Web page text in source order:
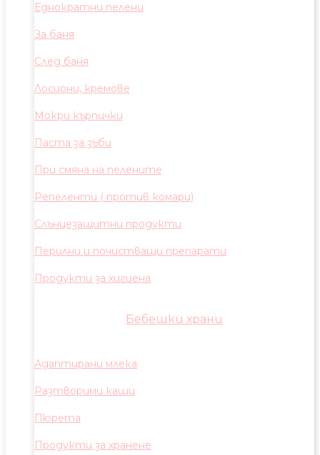
Еднократни пелени
За баня
След баня
Лосиони, кремове
Мокри кърпички
Паста за зъби
При смяна на пелените
Репеленти ( против комари)
Слънцезащитни продукти
Перилни и почистващи препарати
Продукти за хигиена
Бебешки храни
Адаптирани млека
Разтворими каши
Пюрета
Продукти за хранене